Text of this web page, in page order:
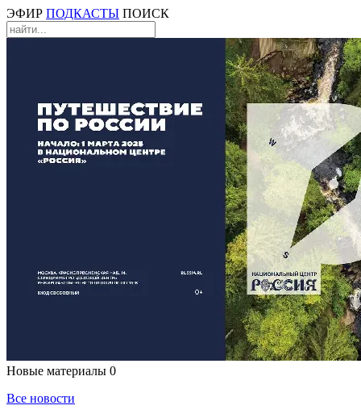
ЭФИР ПОДКАСТЫ ПОИСК
Новые материалы 0
Все новости